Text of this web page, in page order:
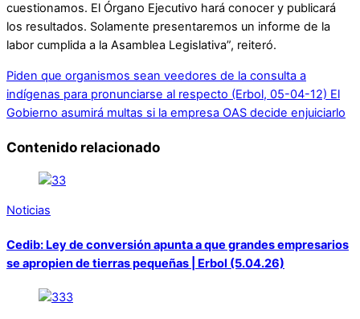
cuestionamos. El Órgano Ejecutivo hará conocer y publicará
los resultados. Solamente presentaremos un informe de la
labor cumplida a la Asamblea Legislativa”, reiteró.
Piden que organismos sean veedores de la consulta a
indígenas para pronunciarse al respecto (Erbol, 05-04-12) El
Gobierno asumirá multas si la empresa OAS decide enjuiciarlo
Contenido relacionado
Noticias
Cedib: Ley de conversión apunta a que grandes empresarios
se apropien de tierras pequeñas | Erbol (5.04.26)